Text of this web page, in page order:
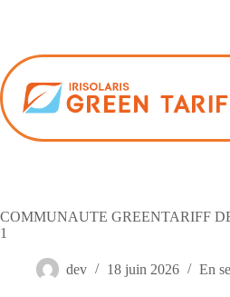
COMMUNAUTE GREENTARIFF
1
dev 18 juin 2026 En